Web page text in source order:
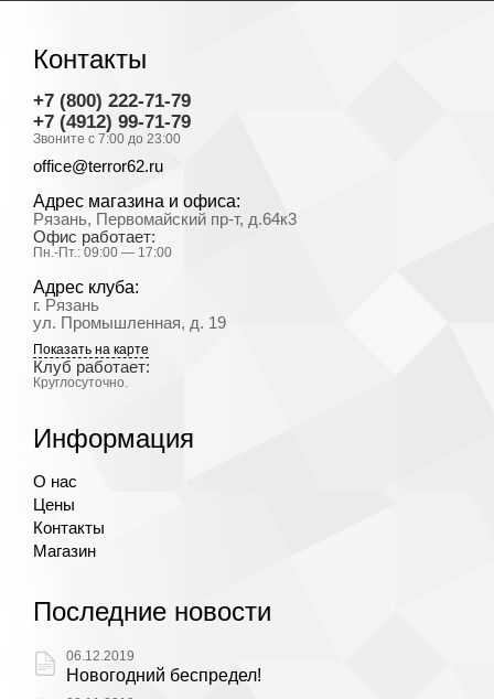
Контакты
+7 (800) 222-71-79
+7 (4912) 99-71-79
Звоните с 7:00 до 23:00
office@terror62.ru
Адрес магазина и офиса:
Рязань, Первомайский пр-т, д.64к3
Офис работает:
Пн.-Пт.: 09:00 — 17:00
Адрес клуба:
г. Рязань
ул. Промышленная, д. 19
Показать на карте
Клуб работает:
Круглосуточно.
Информация
О нас
Цены
Контакты
Магазин
Последние новости
06.12.2019
Новогодний беспредел!